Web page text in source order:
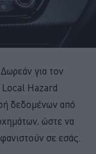
για τον
Local Hazard
δεδομένων από
ώστε να
σε εσάς.